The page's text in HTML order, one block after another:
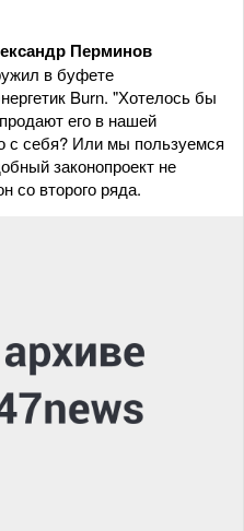
Перминов
в буфете
Burn. "Хотелось бы
его в нашей
с себя? Или мы пользуемся
законопроект не
со второго ряда.